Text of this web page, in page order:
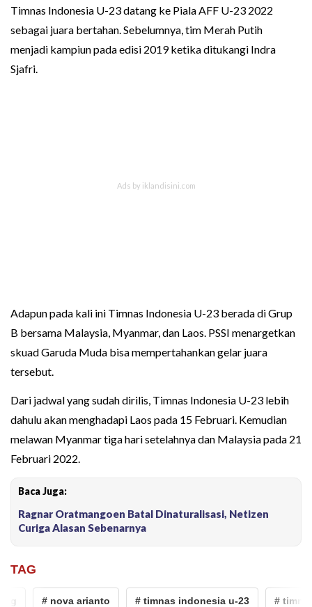
Timnas Indonesia U-23 datang ke Piala AFF U-23 2022
sebagai juara bertahan. Sebelumnya, tim Merah Putih
menjadi kampiun pada edisi 2019 ketika ditukangi Indra
Sjafri.
Adapun pada kali ini Timnas Indonesia U-23 berada di Grup
B bersama Malaysia, Myanmar, dan Laos. PSSI menargetkan
skuad Garuda Muda bisa mempertahankan gelar juara
tersebut.
Dari jadwal yang sudah dirilis, Timnas Indonesia U-23 lebih
dahulu akan menghadapi Laos pada 15 Februari. Kemudian
melawan Myanmar tiga hari setelahnya dan Malaysia pada 21
Februari 2022.
Baca Juga:
Ragnar Oratmangoen Batal Dinaturalisasi, Netizen
Curiga Alasan Sebenarnya
TAG
# nova arianto # timnas indonesia u-23 # timnas